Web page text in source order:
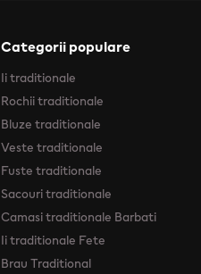
Categorii populare
Ii traditionale
Rochii traditionale
Bluze traditionale
Veste traditionale
Fuste traditionale
Sacouri traditionale
Camasi traditionale Barbati
Ii traditionale Fete
Brau Traditional